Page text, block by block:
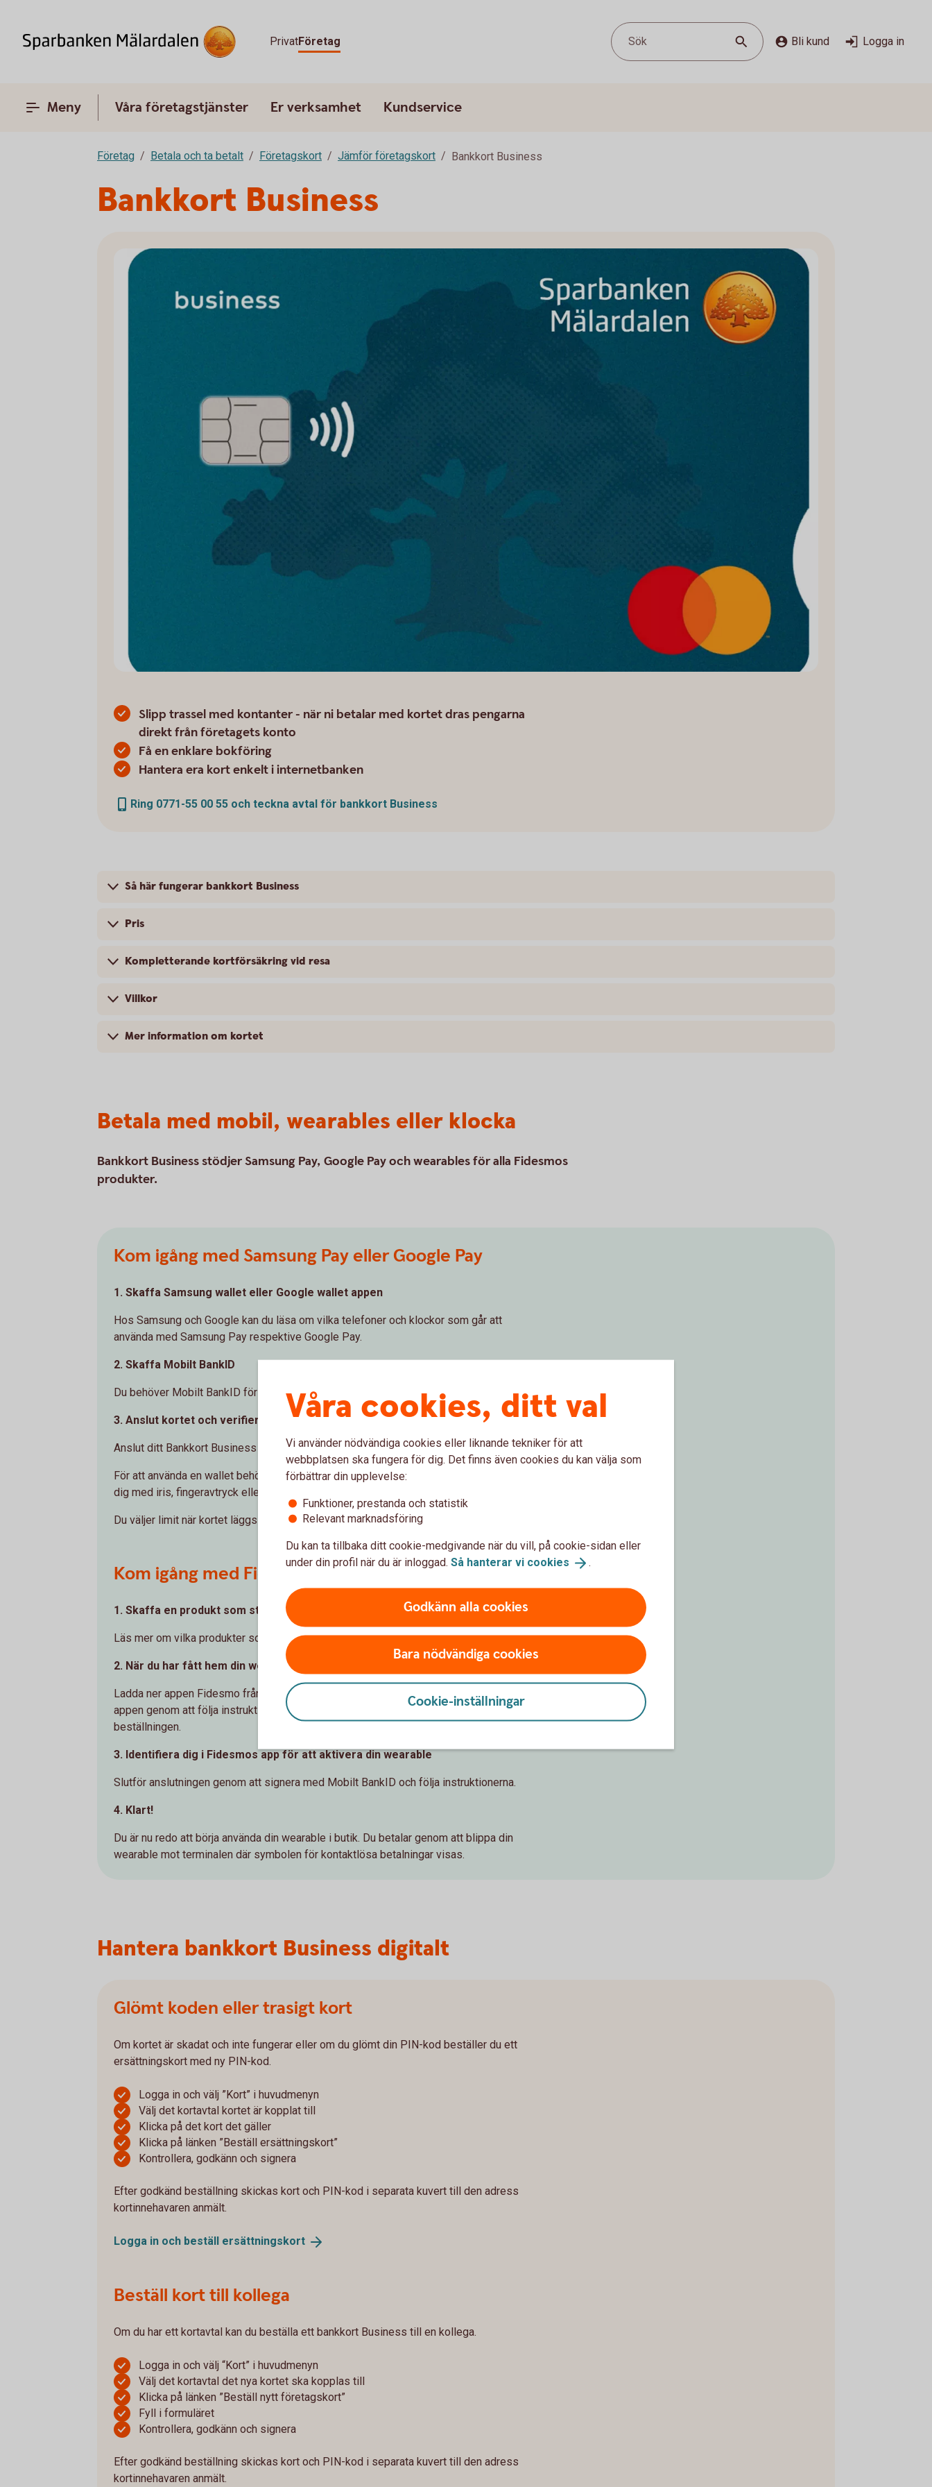
PrivatFöretag Sök Bli kund Logga in
Meny Våra företagstjänster Er verksamhet Kundservice
Företag Betala och ta betalt Företagskort Jämför företagskort Bankkort Business
Bankkort Business
Slipp trassel med kontanter - när ni betalar med kortet dras pengarna
direkt från företagets konto
Få en enklare bokföring
Hantera era kort enkelt i internetbanken
Ring 0771-55 00 55 och teckna avtal för bankkort Business
Så här fungerar bankkort Business
Pris
Kompletterande kortförsäkring vid resa
Villkor
Mer information om kortet
Betala med mobil, wearables eller klocka
Bankkort Business stödjer Samsung Pay, Google Pay och wearables för alla Fidesmos
produkter.
Kom igång med Samsung Pay eller Google Pay
1. Skaffa Samsung wallet eller Google wallet appen
Hos Samsung och Google kan du läsa om vilka telefoner och klockor som går att
använda med Samsung Pay respektive Google Pay.
2. Skaffa Mobilt BankID
Du behöver Mobilt BankID för att ansluta ditt bankkort.
3. Anslut kortet och verifiera
Anslut ditt Bankkort Business i wallet appen och verifiera kortet med Mobilt BankID.
För att använda en wallet behöver du välja en verifieringsmetod. Du kan välja att verifiera
dig med iris, fingeravtryck eller en kod kopplad till Samsung Pay/Google Pay.
Du väljer limit när kortet läggs upp för första gången. Du kan när som helst ändra limiten.
Kom igång med Fidesmo Pay
1. Skaffa en produkt som stöder Fidesmo Pay
Läs mer om vilka produkter som stödjs påFidesmos webbplats(fidesmo.se)
2. När du har fått hem din wearable – Installera appen Fidesmo
Ladda ner appen Fidesmo från Google Play eller App store. Lägg in dina kortuppgifter i
appen genom att följa instruktionerna - om du inte redan gjort det i samband med
beställningen.
3. Identifiera dig i Fidesmos app för att aktivera din wearable
Slutför anslutningen genom att signera med Mobilt BankID och följa instruktionerna.
4. Klart!
Du är nu redo att börja använda din wearable i butik. Du betalar genom att blippa din
wearable mot terminalen där symbolen för kontaktlösa betalningar visas.
Hantera bankkort Business digitalt
Glömt koden eller trasigt kort
Om kortet är skadat och inte fungerar eller om du glömt din PIN-kod beställer du ett
ersättningskort med ny PIN-kod.
Logga in och välj ”Kort” i huvudmenyn
Välj det kortavtal kortet är kopplat till
Klicka på det kort det gäller
Klicka på länken ”Beställ ersättningskort”
Kontrollera, godkänn och signera
Efter godkänd beställning skickas kort och PIN-kod i separata kuvert till den adress
kortinnehavaren anmält.
Logga in och beställ ersättningskort
Beställ kort till kollega
Om du har ett kortavtal kan du beställa ett bankkort Business till en kollega.
Logga in och välj “Kort” i huvudmenyn
Välj det kortavtal det nya kortet ska kopplas till
Klicka på länken ”Beställ nytt företagskort”
Fyll i formuläret
Kontrollera, godkänn och signera
Efter godkänd beställning skickas kort och PIN-kod i separata kuvert till den adress
kortinnehavaren anmält.
Våra cookies, ditt val
Vi använder nödvändiga cookies eller liknande tekniker för att
webbplatsen ska fungera för dig. Det finns även cookies du kan välja som
förbättrar din upplevelse:
Funktioner, prestanda och statistik
Relevant marknadsföring
Du kan ta tillbaka ditt cookie-medgivande när du vill, på cookie-sidan eller
under din profil när du är inloggad. Så hanterar vi cookies .
Godkänn alla cookies
Bara nödvändiga cookies
Cookie-inställningar